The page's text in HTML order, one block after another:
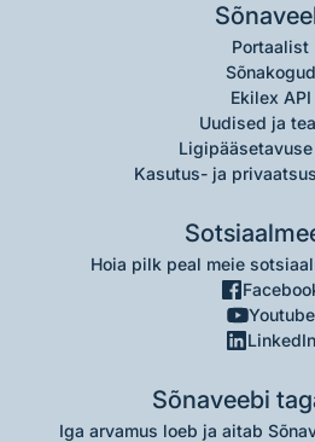
Portaalist
Sõnakogud
Ekilex API
Uudised ja
Kasutus- ja
Hoia pilk peal meie
Youtube
LinkedIn
Sõnaveebi
Iga arvamus loeb ja aitab